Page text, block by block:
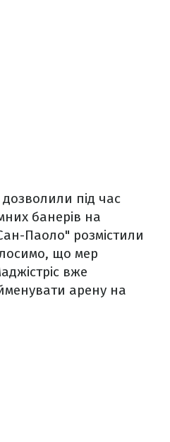
під час
банерів на
Паоло" розмістили
що мер
вже
арену на